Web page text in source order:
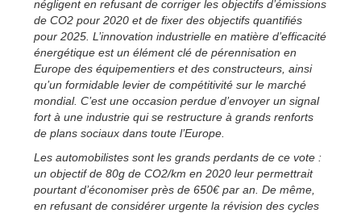
négligent en refusant de corriger les objectifs d’émissions
de CO2 pour 2020 et de fixer des objectifs quantifiés
pour 2025. L’innovation industrielle en matière d’efficacité
énergétique est un élément clé de pérennisation en
Europe des équipementiers et des constructeurs, ainsi
qu’un formidable levier de compétitivité sur le marché
mondial. C’est une occasion perdue d’envoyer un signal
fort à une industrie qui se restructure à grands renforts
de plans sociaux dans toute l’Europe.
Les automobilistes sont les grands perdants de ce vote :
un objectif de 80g de CO2/km en 2020 leur permettrait
pourtant d’économiser près de 650€ par an. De même,
en refusant de considérer urgente la révision des cycles